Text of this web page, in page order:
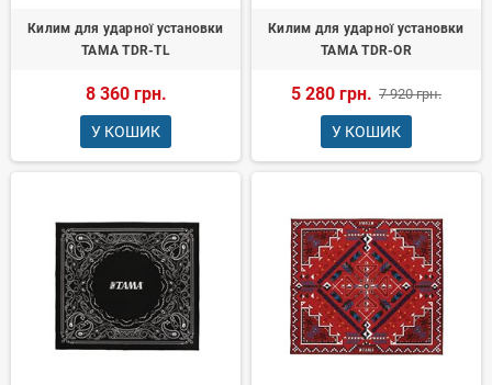
Килим для ударної установки
TAMA TDR-TL
8 360 грн.
У КОШИК
Килим для ударної установки
TAMA TDR-OR
5 280 грн. 7 920 грн.
У КОШИК